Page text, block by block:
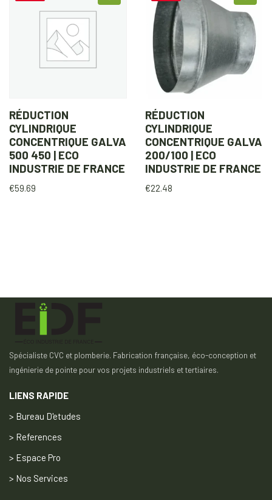
RÉDUCTION
CYLINDRIQUE
CONCENTRIQUE GALVA
500 450 | ECO
INDUSTRIE DE FRANCE
€59.69
RÉDUCTION
CYLINDRIQUE
CONCENTRIQUE GALVA
200/100 | ECO
INDUSTRIE DE FRANCE
€22.48
Spécialiste CVC et plomberie. Fabrication française, éco-conception et
ingénierie de pointe pour vos projets industriels et tertiaires.
LIENS RAPIDE
> Bureau D'etudes
> References
> Espace Pro
> Nos Services